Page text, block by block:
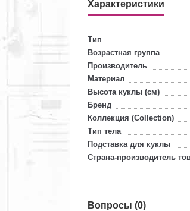
Характеристики
Тип
Возрастная группа
Производитель
Материал
Высота куклы (см)
Бренд
Коллекция (Collection)
Тип тела
Подставка для куклы
Страна-производитель
Вопросы (0)